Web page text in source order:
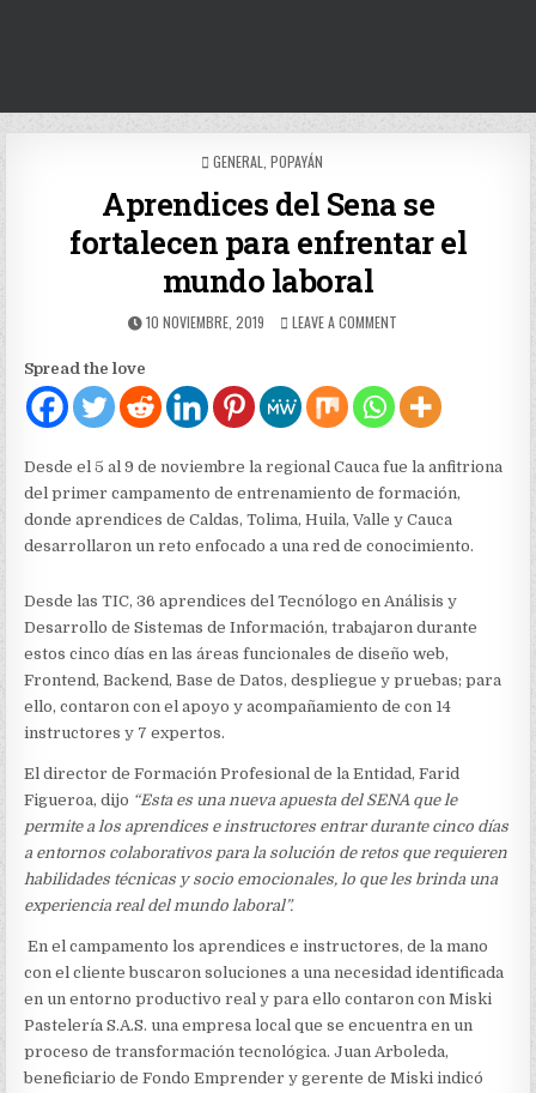
POSTED
GENERAL POPAYÁN
Aprendices del Sena se
fortalecen para enfrentar el
mundo laboral
PUBLISHED
10 NOVIEMBRE, 2019 LEAVE A COMMENTON
SENA
SE
FORTALECEN
ENFRENTAR
MUNDO
LABORAL
Spread the love
Desde el 5 al 9 de noviembre la regional Cauca fue la anfitriona
del primer campamento de entrenamiento de formación,
donde aprendices de Caldas, Tolima, Huila, Valle y Cauca
desarrollaron un reto enfocado a una red de conocimiento.
Desde las TIC, 36 aprendices del Tecnólogo en Análisis y
Desarrollo de Sistemas de Información, trabajaron durante
estos cinco días en las áreas funcionales de diseño web,
Frontend, Backend, Base de Datos, despliegue y pruebas; para
ello, contaron con el apoyo y acompañamiento de con 14
instructores y 7 expertos.
El director de Formación Profesional de la Entidad, Farid
Figueroa, dijo “Esta es una nueva apuesta del SENA que le
permite a los aprendices e instructores entrar durante cinco días
a entornos colaborativos para la solución de retos que requieren
habilidades técnicas y socio emocionales, lo que les brinda una
experiencia real del mundo laboral”.
En el campamento los aprendices e instructores, de la mano
con el cliente buscaron soluciones a una necesidad identificada
en un entorno productivo real y para ello contaron con Miski
Pastelería S.A.S. una empresa local que se encuentra en un
proceso de transformación tecnológica. Juan Arboleda,
beneficiario de Fondo Emprender y gerente de Miski indicó